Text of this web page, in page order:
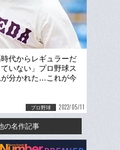
時代からレギュラーだ
いない」プロ野球ス
が分かれた…これが今
”
プロ野球 2022/05/11
の名作記事